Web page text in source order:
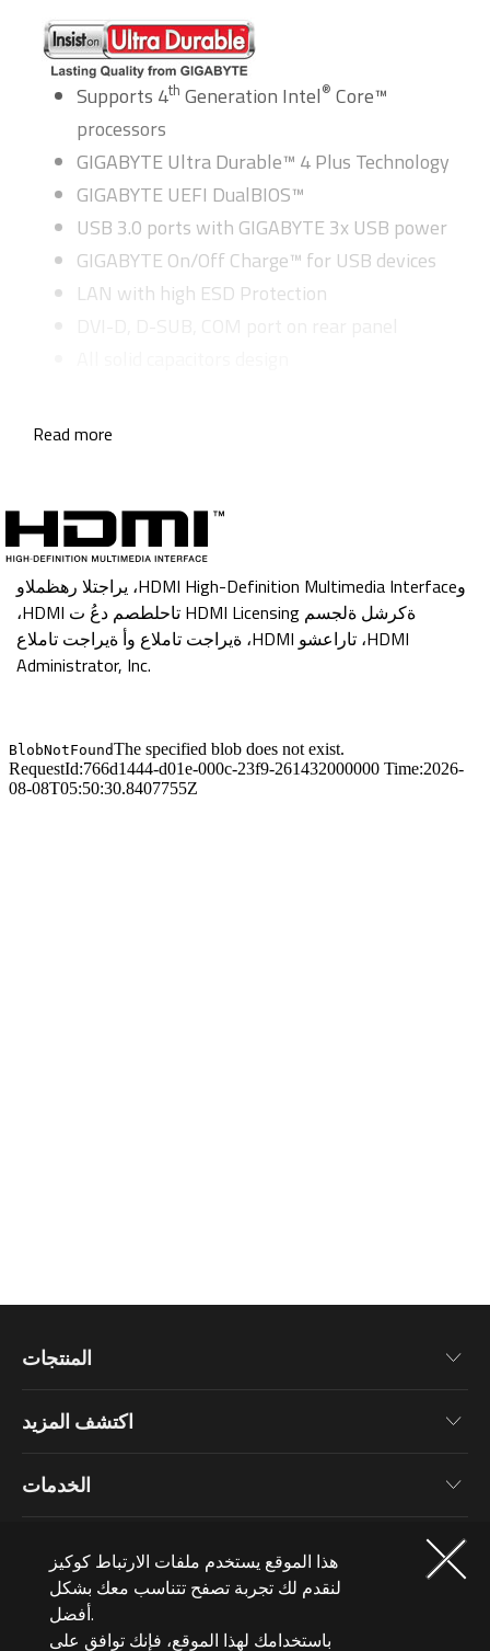
Supports 4th Generation Intel® Core™
processors
GIGABYTE Ultra Durable™ 4 Plus Technology
GIGABYTE UEFI DualBIOS™
USB 3.0 ports with GIGABYTE 3x USB power
GIGABYTE On/Off Charge™ for USB devices
LAN with high ESD Protection
Read more
يراجتلا رهظملاو ،HDMI High-Definition Multimedia Interfaceو
،HDMI تاحلطصم دعُ ت HDMI Licensing ةكرشل ةلجسم
ةيراجت تاملاع وأ ةيراجت تاملاع ،HDMI تاراعشو ،HDMI
Administrator, Inc.
هذا الموقع يستخدم ملفات الارتباط كوكيز
لنقدم لك تجربة تصفح تتناسب معك بشكل
أفضل.
باستخدامك لهذا الموقع، فإنك توافق على
المنتجات
اللوحة الرئيسية
الشاشات
حاسبات شخصية
ملحقات الحاسب
مكونات الحاسب
اكتشف المزيد
أخبار
خلفيات
الخدمات
تسجيل المنتجات
العضوية
لماذا تشترك؟
مستويات العضوية
معلومات عنا